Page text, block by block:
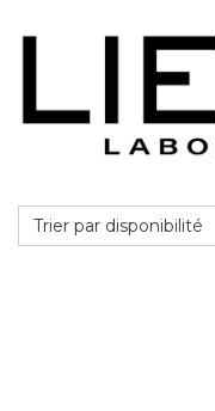
Trier par disponibilité